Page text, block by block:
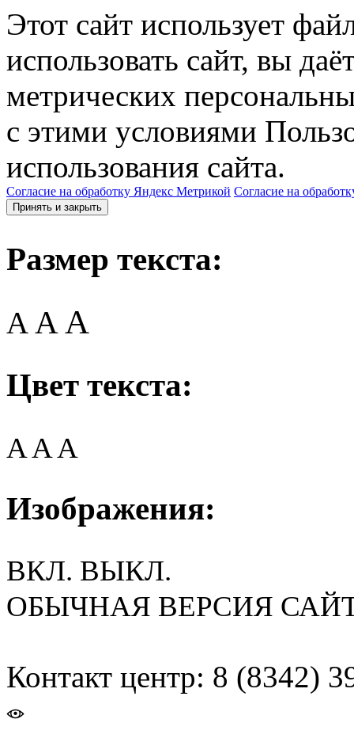
Этот сайт использует
использовать сайт, вы
метрических
с этими условиями
использования сайта.
Согласие на обработку Яндекс Метрикой Согласие на
Принять и закрыть
Размер текста:
A AA
Цвет текста:
AAA
Изображения:
ВКЛ. ВЫКЛ.
ОБЫЧНАЯ ВЕРСИЯ
Контакт центр: 8 (8342)